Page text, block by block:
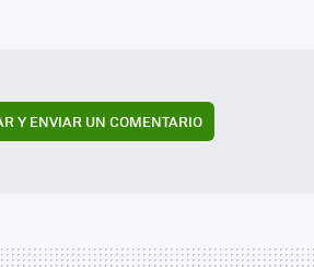
Y ENVIAR UN COMENTARIO